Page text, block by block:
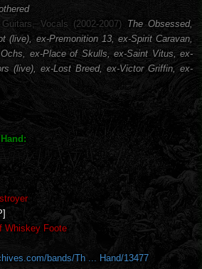
Vocals (2002-2007) The Obsessed,
(live), ex-Premonition 13, ex-Spirit Caravan,
ex-Place of Skulls, ex-Saint Vitus, ex-
(live), ex-Lost Breed, ex-Victor Griffin, ex-
Whiskey Foote
bands/Th ... Hand/13477